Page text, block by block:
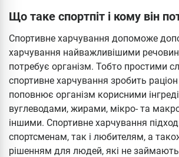
Що таке спортпіт і кому він
Спортивне харчування допоможе
харчування найважливішими
потребує організм. Тобто простими
спортивне харчування зробить
поповнює організм корисними
вуглеводами, жирами, мікро- та
іншими. Спортивне харчування
спортсменам, так і любителям, а
рішенням для людей, які не